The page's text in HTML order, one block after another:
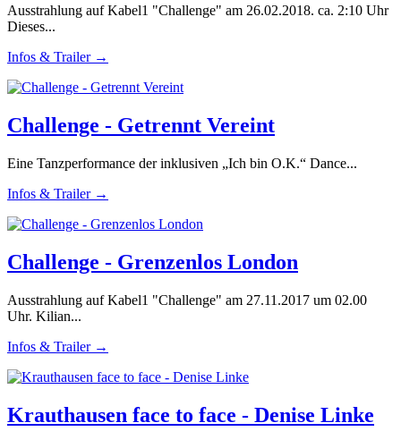
Ausstrahlung auf Kabel1 "Challenge" am 26.02.2018. ca. 2:10 Uhr
Dieses...
Infos & Trailer →
Challenge - Getrennt Vereint
Eine Tanzperformance der inklusiven „Ich bin O.K.“ Dance...
Infos & Trailer →
Challenge - Grenzenlos London
Ausstrahlung auf Kabel1 "Challenge" am 27.11.2017 um 02.00
Uhr. Kilian...
Infos & Trailer →
Krauthausen face to face - Denise Linke